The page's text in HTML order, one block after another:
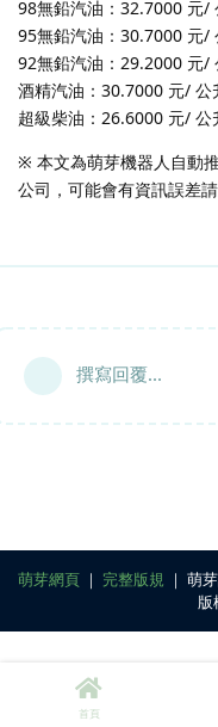
98無鉛汽油：32.7000 元/
95無鉛汽油：30.7000 元/
92無鉛汽油：29.2000 元/
酒精汽油：30.7000 元/ 公
超級柴油：26.6000 元/ 公
※ 本文為萌芽機器人自動
公司，可能會有資訊誤差請
撰寫回覆...
萌芽網頁｜ 完整版規 ｜ 萌
版
首頁